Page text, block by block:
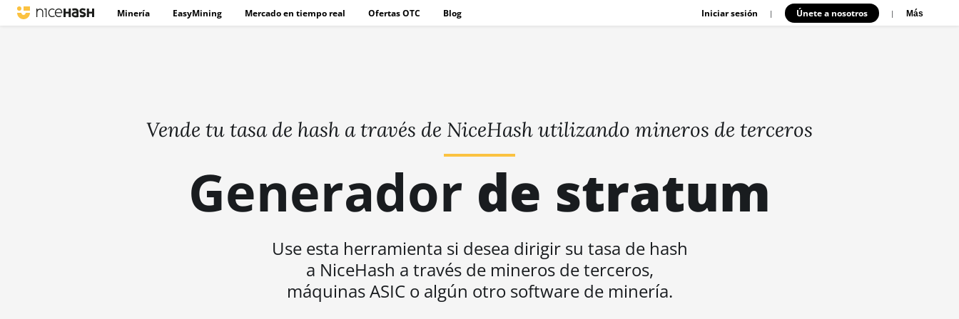
Minería EasyMining Mercado en tiempo real Ofertas OTC Blog Iniciar sesión | Únete a nosotros | Más
Vende tu tasa de hash a través de NiceHash utilizando mineros de terceros
Generador de stratum
Use esta herramienta si desea dirigir su tasa de hash
a NiceHash a través de mineros de terceros,
máquinas ASIC o algún otro software de minería.